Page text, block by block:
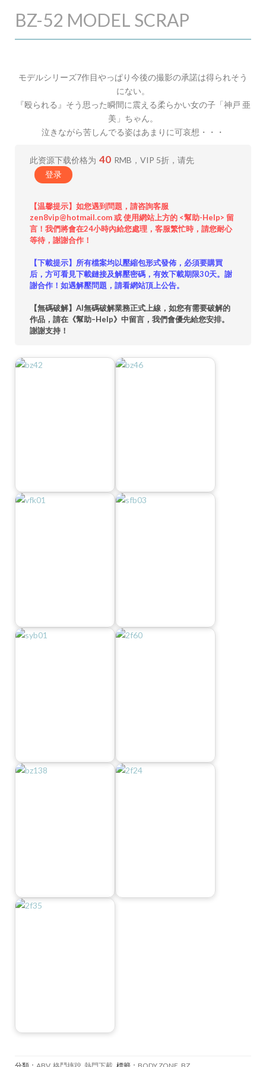
BZ-52 MODEL SCRAP
モデルシリーズ7作目やっぱり今後の撮影の承諾は得られそう
にない。
『殴られる』そう思った瞬間に震える柔らかい女の子「神戸 亜
美」ちゃん。
泣きながら苦しんでる姿はあまりに可哀想・・・
此资源下载价格为 40 RMB，VIP 5折，请先
登录
【温馨提示】如您遇到問題，請咨詢客服
zen8vip@hotmail.com 或 使用網站上方的 <幫助-Help> 留
言！我們將會在24小時內給您處理，客服繁忙時，請您耐心
等待，謝謝合作！
【下載提示】所有檔案均以壓縮包形式發佈，必須要購買
后，方可看見下載鏈接及解壓密碼，有效下載期限30天。謝
謝合作！如遇解壓問題，請看網站頂上公告。
【無碼破解】AI無碼破解業務正式上線，如您有需要破解的
作品，請在《幫助–Help》中留言，我們會優先給您安排。
謝謝支持！
分類： ABV, 格鬥摔跤 熱門下載 標籤： BODY ZONE BZ